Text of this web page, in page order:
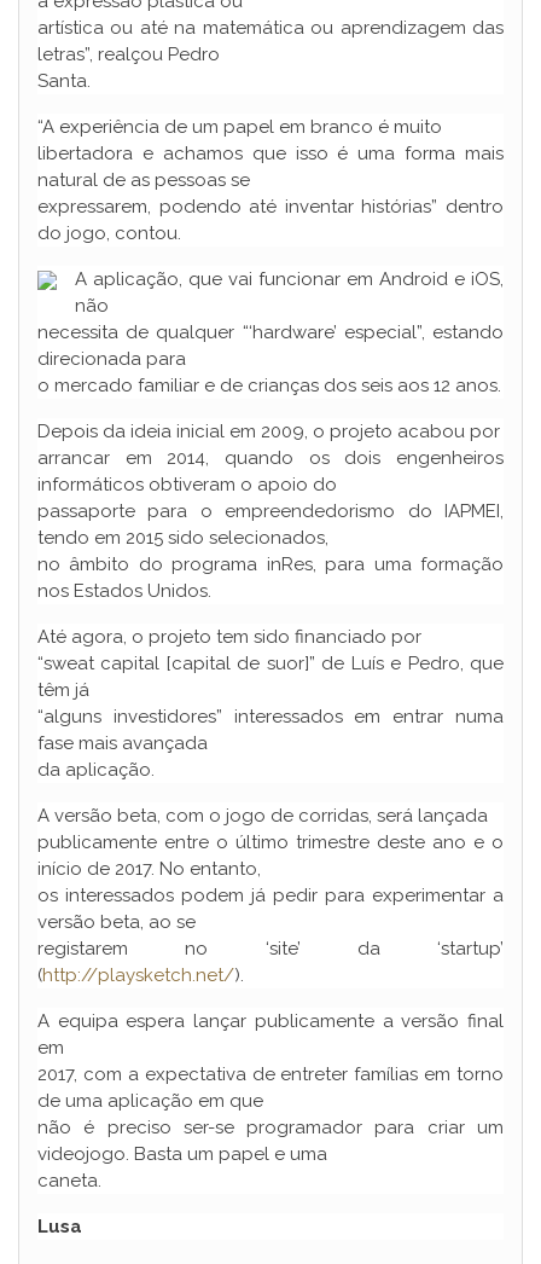
artística ou até na matemática ou aprendizagem das
letras”, realçou Pedro
Santa.
“A experiência de um papel em branco é muito
libertadora e achamos que isso é uma forma mais
natural de as pessoas se
expressarem, podendo até inventar histórias” dentro
do jogo, contou.
A aplicação, que vai funcionar em Android e iOS,
não
necessita de qualquer “‘hardware’ especial”, estando
direcionada para
o mercado familiar e de crianças dos seis aos 12 anos.
Depois da ideia inicial em 2009, o projeto acabou por
arrancar em 2014, quando os dois engenheiros
informáticos obtiveram o apoio do
passaporte para o empreendedorismo do IAPMEI,
tendo em 2015 sido selecionados,
no âmbito do programa inRes, para uma formação
nos Estados Unidos.
Até agora, o projeto tem sido financiado por
“sweat capital [capital de suor]” de Luís e Pedro, que
têm já
“alguns investidores” interessados em entrar numa
fase mais avançada
da aplicação.
A versão beta, com o jogo de corridas, será lançada
publicamente entre o último trimestre deste ano e o
início de 2017. No entanto,
os interessados podem já pedir para experimentar a
versão beta, ao se
registarem no ‘site’ da ‘startup’
(http://playsketch.net/).
A equipa espera lançar publicamente a versão final
em
2017, com a expectativa de entreter famílias em torno
de uma aplicação em que
não é preciso ser-se programador para criar um
videojogo. Basta um papel e uma
caneta.
Lusa